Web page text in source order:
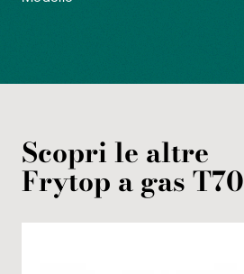
Scopri le altre
Frytop a gasT70